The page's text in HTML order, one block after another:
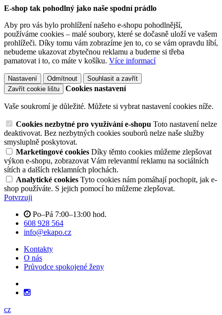
E-shop tak pohodlný jako naše spodní prádlo
Aby pro vás bylo prohlížení našeho e-shopu pohodlnější,
používáme cookies – malé soubory, které se dočasně uloží ve vašem
prohlížeči. Díky tomu vám zobrazíme jen to, co se vám opravdu líbí,
nebudeme ukazovat zbytečnou reklamu a budeme si třeba
pamatovat i to, co máte v košíku. Více informací
Nastavení Odmítnout
Souhlasit a zavřít
Zavřít cookie lištu
Cookies nastavení
Vaše soukromí je důležité. Můžete si vybrat nastavení cookies níže.
Cookies nezbytné pro využívání e-shopu Toto nastavení nelze
deaktivovat. Bez nezbytných cookies souborů nelze naše služby
smysluplně poskytovat.
Marketingové cookies Díky těmto cookies můžeme zlepšovat
výkon e-shopu, zobrazovat Vám relevantní reklamu na sociálních
sítích a dalších reklamních plochách.
Analytické cookies Tyto cookies nám pomáhají pochopit, jak e-
shop používáte. S jejich pomocí ho můžeme zlepšovat.
Potvrzuji
Po–Pá 7:00–13:00 hod.
608 928 564
info@ekapo.cz
Kontakty
O nás
Průvodce spokojené ženy
cz